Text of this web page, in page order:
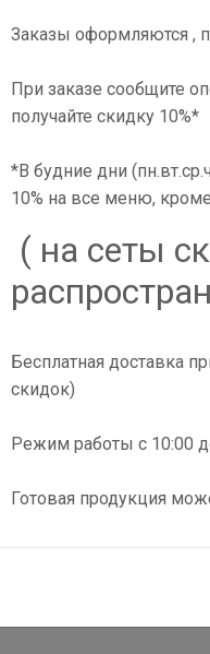
просто:
японских блюд в
может
шеф-
как для
Заказы оформляются ,
При заказе сообщите
получайте скидку 10%*
*В будние дни
10% на все меню,
( на сеты
Бесплатная доставка
скидок)
Режим работы с 10:00
Готовая продукция